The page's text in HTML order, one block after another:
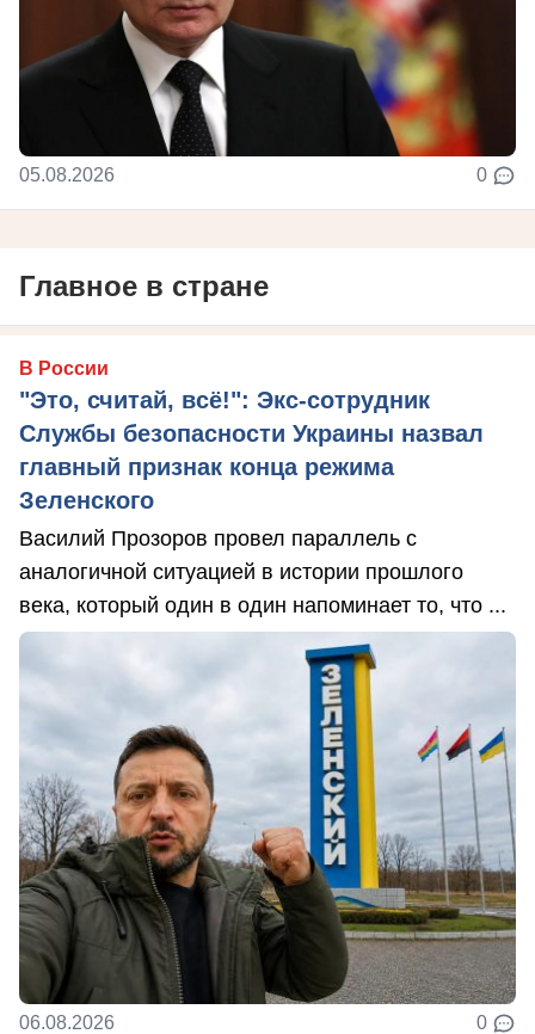
05.08.2026 0
Главное в стране
В России
"Это, считай, всё!": Экс-сотрудник
Службы безопасности Украины назвал
главный признак конца режима
Зеленского
Василий Прозоров провел параллель с
аналогичной ситуацией в истории прошлого
века, который один в один напоминает то, что ...
06.08.2026 0